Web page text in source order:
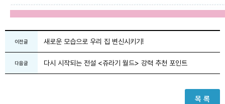
이전글 새로운 모습으로 우리 집 변신시키기!
다음글 다시 시작되는 전설 <쥬라기 월드> 강력 추천 포인트
목 록